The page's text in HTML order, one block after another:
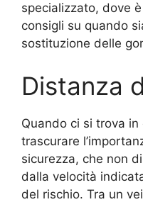
specializzato, dove
consigli su quando
sostituzione delle
Distanza
Quando ci si trova
trascurare
sicurezza, che non
dalla velocità
del rischio. Tra un